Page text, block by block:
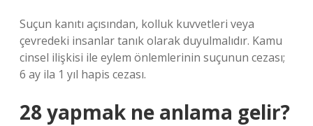
Suçun kanıtı açısından, kolluk kuvvetleri veya
çevredeki insanlar tanık olarak duyulmalıdır. Kamu
cinsel ilişkisi ile eylem önlemlerinin suçunun cezası;
6 ay ila 1 yıl hapis cezası.
28 yapmak ne anlama gelir?